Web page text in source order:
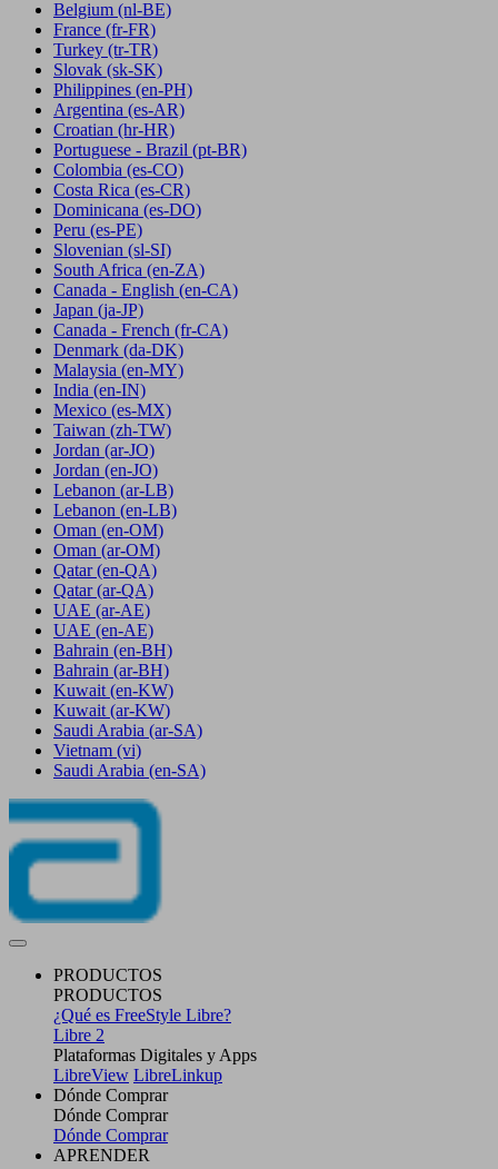
Belgium (nl-BE)
France (fr-FR)
Turkey (tr-TR)
Slovak (sk-SK)
Philippines (en-PH)
Argentina (es-AR)
Croatian (hr-HR)
Portuguese - Brazil (pt-BR)
Colombia (es-CO)
Costa Rica (es-CR)
Dominicana (es-DO)
Peru (es-PE)
Slovenian (sl-SI)
South Africa (en-ZA)
Canada - English (en-CA)
Japan (ja-JP)
Canada - French (fr-CA)
Denmark (da-DK)
Malaysia (en-MY)
India (en-IN)
Mexico (es-MX)
Taiwan (zh-TW)
Jordan (ar-JO)
Jordan (en-JO)
Lebanon (ar-LB)
Lebanon (en-LB)
Oman (en-OM)
Oman (ar-OM)
Qatar (en-QA)
Qatar (ar-QA)
UAE (ar-AE)
UAE (en-AE)
Bahrain (en-BH)
Bahrain (ar-BH)
Kuwait (en-KW)
Kuwait (ar-KW)
Saudi Arabia (ar-SA)
Vietnam (vi)
Saudi Arabia (en-SA)
PRODUCTOS
PRODUCTOS
¿Qué es FreeStyle Libre?
Libre 2
Plataformas Digitales y Apps
LibreView LibreLinkup
Dónde Comprar
Dónde Comprar
Dónde Comprar
APRENDER